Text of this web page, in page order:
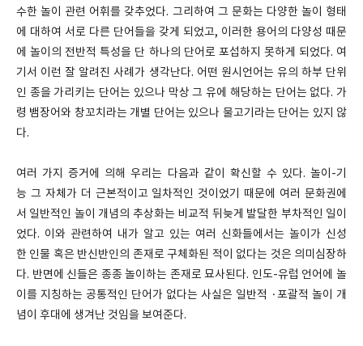
수한 놀이 관련 어휘를 갖추었다. 그리하여 그 문화는 다양한 놀이 형태
에 대하여 서로 다른 단어들을 갖게 되었고, 이러한 용어의 다양성 때문
에 놀이의 전반적 특성을 단 하나의 단어로 포섭하지 못하게 되었다. 여
기서 이런 잘 알려진 사례가 생각난다. 어떤 원시언어는 유의 하부 단위
인 종을 가리키는 단어는 있으나 막상 그 유에 해당하는 단어는 없다. 가
령 뱀장어와 창꼬치라는 개별 단어는 있으나 물고기라는 단어는 있지 않
다.
여러 가지 증거에 의해 우리는 다음과 같이 확신할 수 있다. 놀이-기
능 그 자체가 더 근본적이고 일차적인 것이었기 때문에 여러 문화권에
서 일반적인 놀이 개념의 추상화는 비교적 뒤늦게 발달한 부차적인 일이
었다. 이와 관련하여 내가 알고 있는 여러 신화들에서는 놀이가 신성
한 인물 혹은 반신반인의 존재로 구체화된 적이 없다는 것은 의미심장하
다. 반면에 신들은 종종 놀이하는 존재로 묘사된다. 인도-유럽 언어에 놀
이를 지칭하는 공통적인 단어가 없다는 사실은 일반적 ·포괄적 놀이 개
념이 후대에 생겨난 것임을 보여준다.